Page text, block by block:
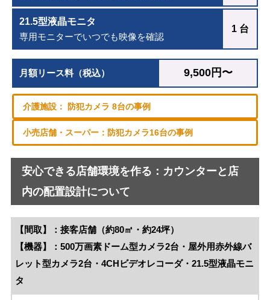
21.5型液晶モニタ
専用モニターでいつでも映像を確認
1 台
月額リース料（税込） 9,500円〜
介護施設： 防犯カメラ 8台の事例
小売店舗・スーパー：防犯カメラ16台の事例
安心できる店舗環境を作る：カウンターと店
内の配置設計について
【間取】：接客店舗（約80㎡・約24坪）
【機器】：500万画素ドーム型カメラ2台・屋外用赤外線バ
レット型カメラ2台・4CHビデオレコーダ・21.5型液晶モニ
タ